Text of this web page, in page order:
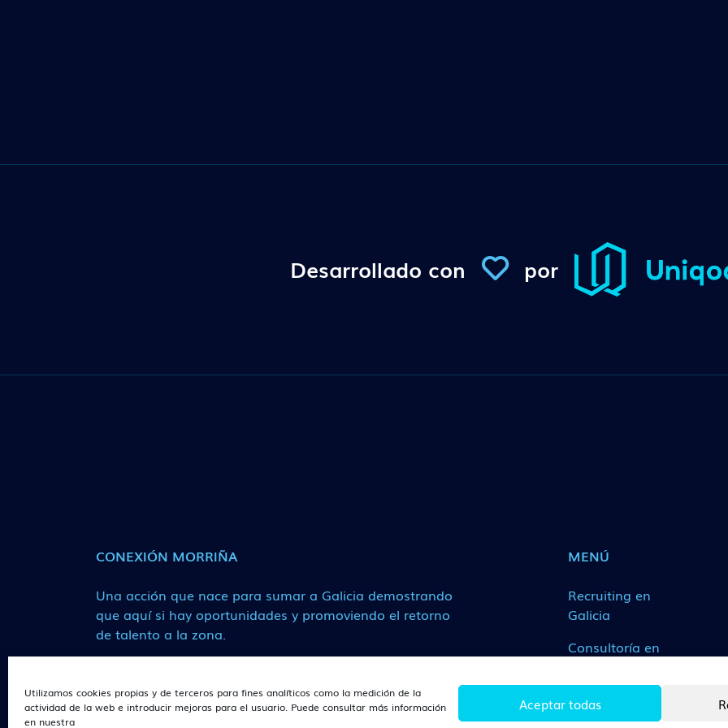
Utilizamos cookies propias y de terceros para fines analíticos como la medición de la
actividad de la web e introducir mejoras para el usuario. Puede consultar más información
en nuestra
Aceptar todas
Desarrollado con por
CONEXIÓN MORRIÑA
Una acción que nace para sumar a Galicia demostrando
que aquí si hay oportunidades y promoviendo el retorno
de talento a la zona.
MENÚ
Recruiting en
Galicia
Consultoría en
Escuela de Líderes
en Galicia